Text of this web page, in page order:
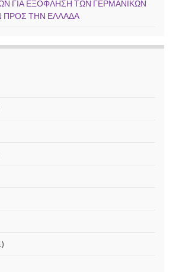
ΓΙΑ ΕΞΟΦΛΗΣΗ ΤΩΝ ΓΕΡΜΑΝΙΚΩΝ
ΠΡΟΣ ΤΗΝ ΕΛΛΑΔΑ